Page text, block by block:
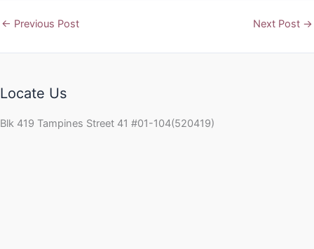
← Previous Post Next Post →
Locate Us
Blk 419 Tampines Street 41 #01-104(520419)